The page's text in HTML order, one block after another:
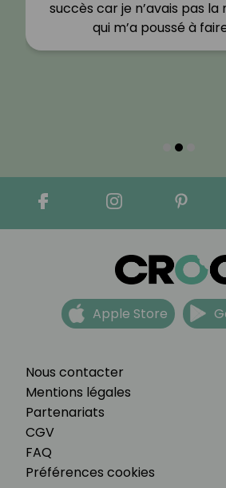
succès car je n’avais pas
qui m’a poussé à
Nous contacter
Mentions légales
Partenariats
CGV
FAQ
Préférences cookies
Apple Store